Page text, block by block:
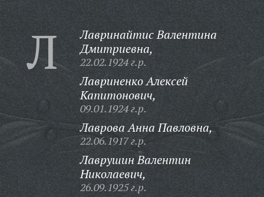
Л
Лавринайтис Валентина
Дмитриевна,
22.02.1924 г.р.
Лавриненко Алексей
Капитонович,
09.01.1924 г.р.
Лаврова Анна Павловна,
22.06.1917 г.р.
Лаврушин Валентин
Николаевич,
26.09.1925 г.р.